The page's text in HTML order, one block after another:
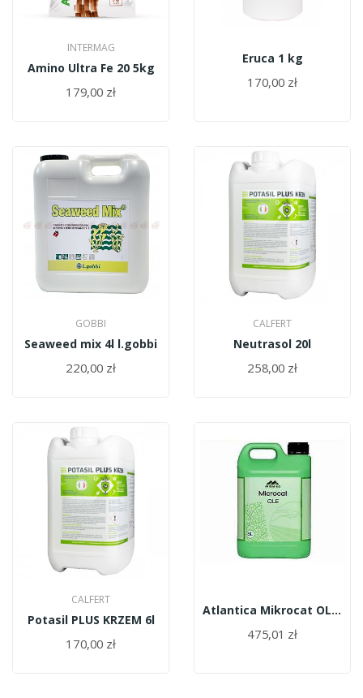
INTERMAG
Amino Ultra Fe 20 5kg
179,00 zł
Eruca 1 kg
170,00 zł
GOBBI
Seaweed mix 4l l.gobbi
220,00 zł
CALFERT
Neutrasol 20l
258,00 zł
CALFERT
Potasil PLUS KRZEM 6l
170,00 zł
Atlantica Mikrocat OLE 5l
475,01 zł